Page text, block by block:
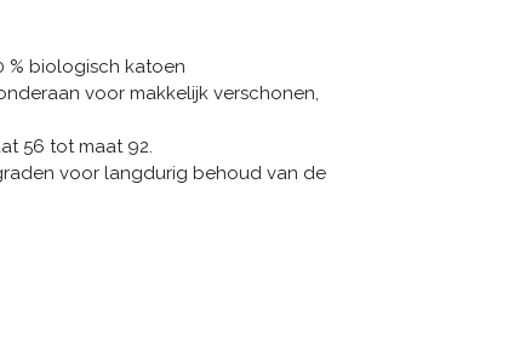
% biologisch katoen
voor makkelijk verschonen,
56 tot maat 92.
voor langdurig behoud van de